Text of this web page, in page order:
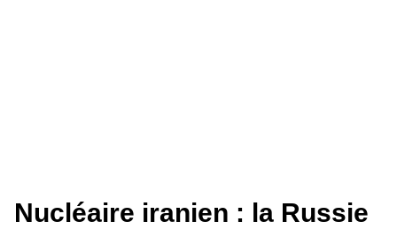
Nucléaire iranien : la Russie